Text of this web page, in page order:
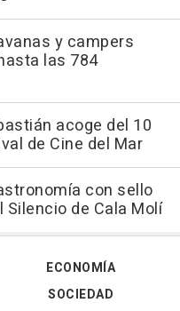
y campers
las 784
acoge del 10
de Cine del Mar
con sello
de Cala Molí
ECONOMÍA
SOCIEDAD